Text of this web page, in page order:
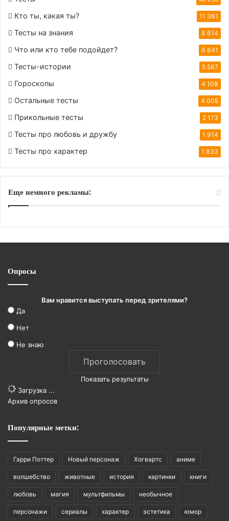
Кто ты, какая ты? 11 361
Тесты на знания 8 614
Что или кто тебе подойдет? 6 641
Тесты-истории 5 587
Гороскопы 4 108
Остальные тесты 4 005
Прикольные тесты 2 173
Тесты про любовь и дружбу 1 914
Тесты про характер 1 833
Еще немного рекламы:
Опросы
Вам нравится выступать перед зрителями?
Да
Нет
Не знаю
Показать результаты
Загрузка ...
Архив опросов
Популярные метки:
Гарри Поттер Новый персонаж Хогвартс аниме
волшебство животные история картинки книги
любовь магия мультфильмы необычное
персонажи сериалы характер эстетика юмор